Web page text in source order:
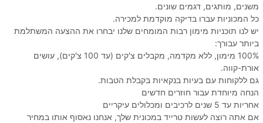
משנים, מותגים, דגמים שונים.
כל המכוניות עברו בדיקה מוקדמת למכירה.
יש לנו תוכניות מימון רבות המומחים שלנו יבחרו את ההצעה המשתלמת
ביותר עבורך:
100% מימון, ללא מקדמה, מקבלים צ'קים (עד 100 צ'קים), עושים
אורת-קווה.
גם ללקוחות עם בעיות בנקאיות בקבלת הטבות.
הנחה מיוחדת עבור חוזרים חדשים
אחריות עד 5 שנים לרכיבים ומכלולים עיקריים
אם אתה רוצה לעשות טרייד במכונית שלך, אנחנו נאסוף אותו במחיר